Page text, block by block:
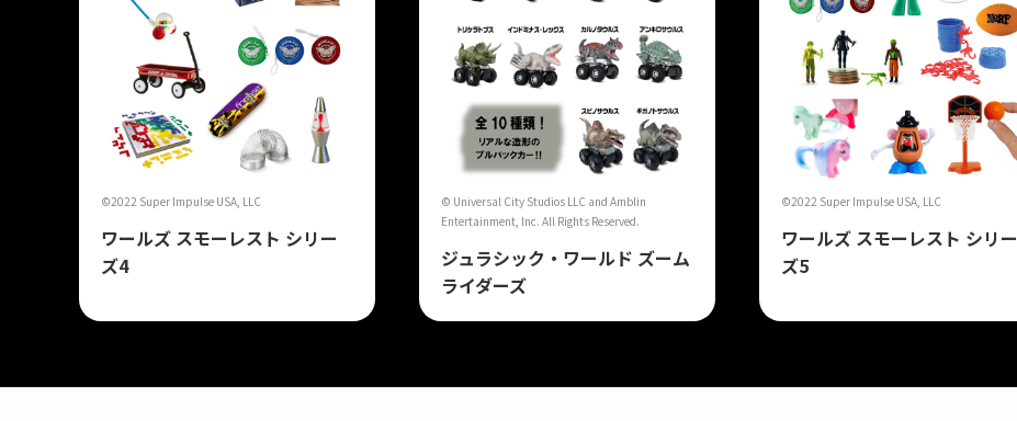
©2022 Super Impulse USA, LLC
ワールズ スモーレスト シリー
ズ4
© Universal City Studios LLC and Amblin
Entertainment, Inc. All Rights Reserved.
ジュラシック・ワールド ズーム
ライダーズ
©2022 Super Impulse USA, LLC
ワールズ スモーレスト シリー
ズ5